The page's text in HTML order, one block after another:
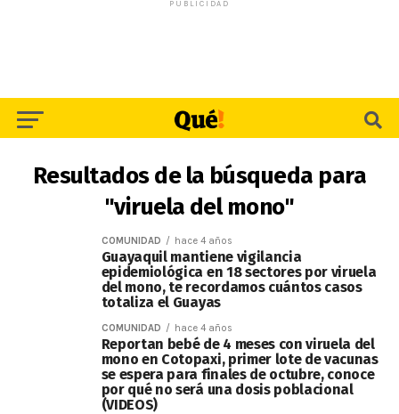
PUBLICIDAD
Resultados de la búsqueda para
"viruela del mono"
COMUNIDAD hace 4 años
Guayaquil mantiene vigilancia
epidemiológica en 18 sectores por viruela
del mono, te recordamos cuántos casos
totaliza el Guayas
COMUNIDAD hace 4 años
Reportan bebé de 4 meses con viruela del
mono en Cotopaxi, primer lote de vacunas
se espera para finales de octubre, conoce
por qué no será una dosis poblacional
(VIDEOS)